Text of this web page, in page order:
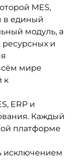
MES,
в единый
модуль, а
ресурсных и
мире
к
ERP и
Каждый
платформе
исключением